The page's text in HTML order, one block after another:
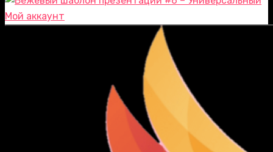
Мой аккаунт